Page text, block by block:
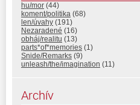
hu/mor (44)
koment/politika (68)
len/úvahy (191)
Nezaradené (16)
obháj/realitu (13)
parts*of*memories (1)
Snide/Remarks (9)
unleash/the/imagination (11)
Archív